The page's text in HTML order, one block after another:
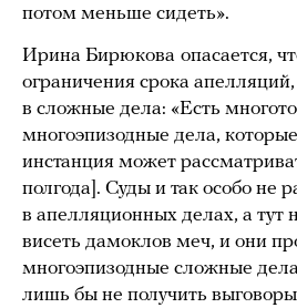
потом меньше сидеть».
Ирина Бирюкова опасается,
ограничения срока апелляций,
в сложные дела: «Есть
многоэпизодные дела,
инстанция может
полгода]. Суды и так особо не
в апелляционных делах, а тут
висеть дамоклов меч, и они
многоэпизодные сложные
лишь бы не получить